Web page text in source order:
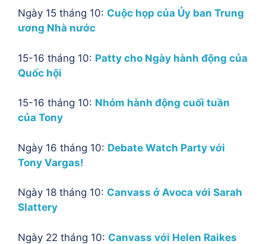
Ngày 15 tháng 10: Cuộc họp của Ủy ban Trung
ương Nhà nước
15-16 tháng 10: Patty cho Ngày hành động của
Quốc hội
15-16 tháng 10: Nhóm hành động cuối tuần
của Tony
Ngày 16 tháng 10: Debate Watch Party với
Tony Vargas!
Ngày 18 tháng 10: Canvass ở Avoca với Sarah
Slattery
Ngày 22 tháng 10: Canvass với Helen Raikes